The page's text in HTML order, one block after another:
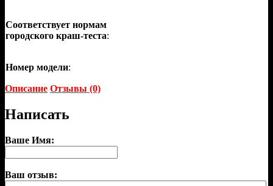
Соответствует нормам
городского краш-теста:
Номер модели:
Описание Отзывы (0)
Написать
Ваше Имя:
Ваш отзыв: